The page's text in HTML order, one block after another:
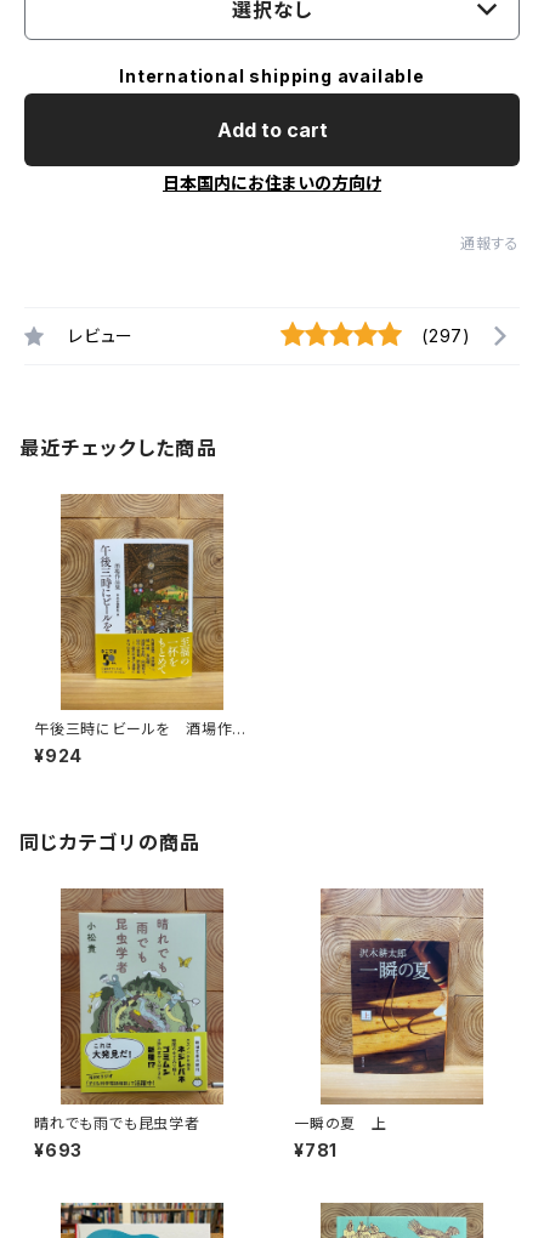
選択なし
International shipping available
Add to cart
日本国内にお住まいの方向け
通報する
レビュー (297)
最近チェックした商品
午後三時にビールを 酒場作品
集
¥924
同じカテゴリの商品
晴れでも雨でも昆虫学者
¥693
一瞬の夏 上
¥781